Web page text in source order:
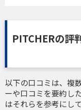
PITCHERの評
以下の口コミは、複
ーや口コミを要約し
はそれらを参考にし